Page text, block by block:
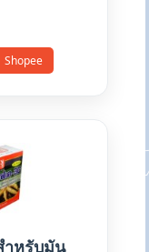
Shopee
ำหรับมัน